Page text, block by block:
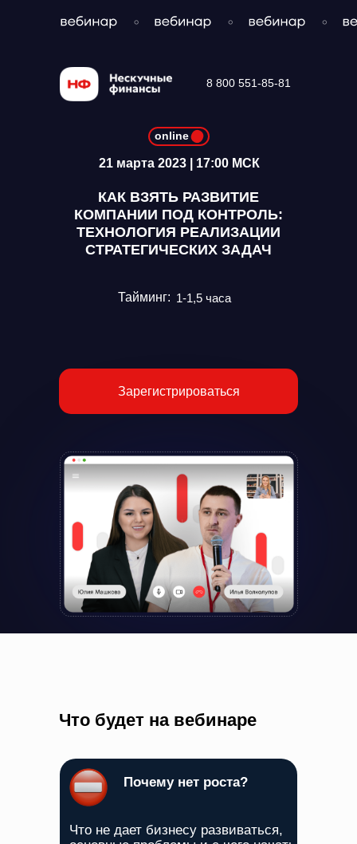
Тайминг: 1-1,5 часа
КАК ВЗЯТЬ РАЗВИТИЕ
КОМПАНИИ ПОД КОНТРОЛЬ:
ТЕХНОЛОГИЯ РЕАЛИЗАЦИИ
СТРАТЕГИЧЕСКИХ ЗАДАЧ
8 800 551-85-81
21 марта 2023 | 17:00 МСК
Зарегистрироваться
online
Почему нет роста?
Что не дает бизнесу развиваться,
Что будет на вебинаре